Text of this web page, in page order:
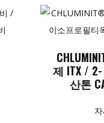
제 ITX /
산톤